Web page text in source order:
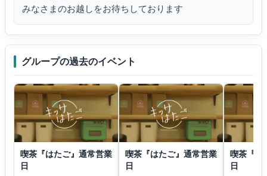
みなさまのお越しをお待ちしております
グループの過去のイベント
喫茶『はたご』通常営業
日
喫茶『はたご』通常営業
日
喫茶『は
日